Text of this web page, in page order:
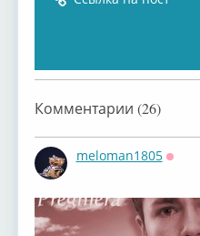
Комментарии (26)
meloman1805